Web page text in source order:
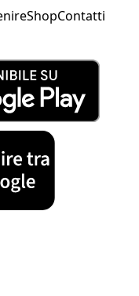
ShopContatti